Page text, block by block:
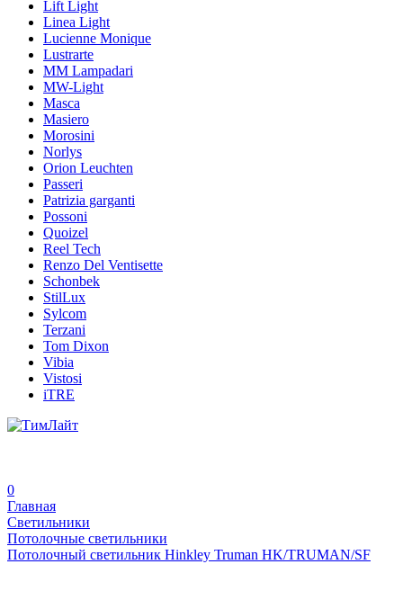
Lift Light
Linea Light
Lucienne Monique
Lustrarte
MM Lampadari
MW-Light
Masca
Masiero
Morosini
Norlys
Orion Leuchten
Passeri
Patrizia garganti
Possoni
Quoizel
Reel Tech
Renzo Del Ventisette
Schonbek
StilLux
Sylcom
Terzani
Tom Dixon
Vibia
Vistosi
iTRE
0
Главная
Светильники
Потолочные светильники
Потолочный светильник Hinkley Truman HK/TRUMAN/SF